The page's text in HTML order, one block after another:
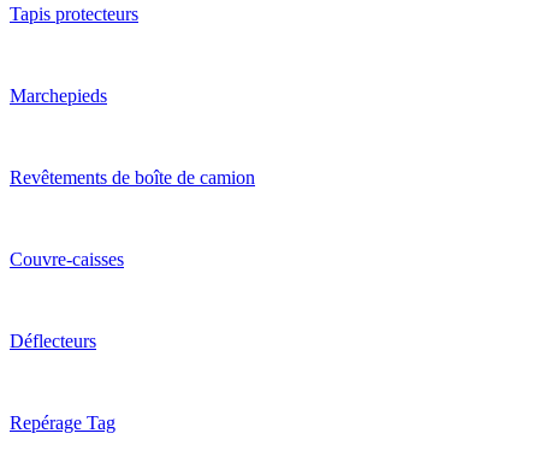
Tapis protecteurs
Marchepieds
Revêtements de boîte de camion
Couvre-caisses
Déflecteurs
Repérage Tag